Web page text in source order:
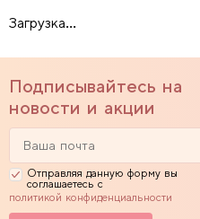
Загрузка...
Подписывайтесь на
новости и акции
Отправляя данную форму вы
соглашаетесь с
политикой конфиденциальности